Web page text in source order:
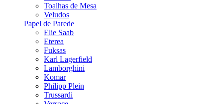
Toalhas de Mesa
Veludos
Papel de Parede
Elie Saab
Eterea
Fuksas
Karl Lagerfield
Lamborghini
Komar
Philipp Plein
Trussardi